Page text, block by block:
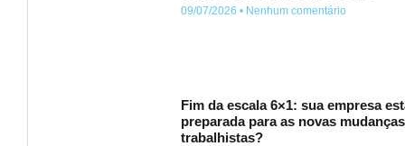
09/07/2026 Nenhum comentário
Fim da escala 6×1: sua empresa
preparada para as novas mudanças
trabalhistas?